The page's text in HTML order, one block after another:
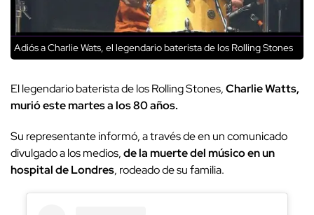
Adiós a Charlie Wats, el legendario baterista de los Rolling Stones
El legendario baterista de los Rolling Stones,Charlie Watts,
murió este martes a los 80 años.
Su representante informó, a través de en un comunicado
divulgado a los medios,de la muerte del músico en un
hospital de Londres, rodeado de su familia.